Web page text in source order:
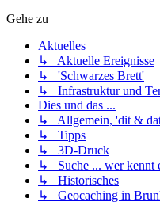
Gehe zu
Aktuelles
↳ Aktuelle Ereignisse
↳ 'Schwarzes Brett'
↳ Infrastruktur und
Dies und das ...
↳ Allgemein, 'dit &
↳ Tipps
↳ 3D-Druck
↳ Suche ... wer kennt
↳ Historisches
↳ Geocaching in